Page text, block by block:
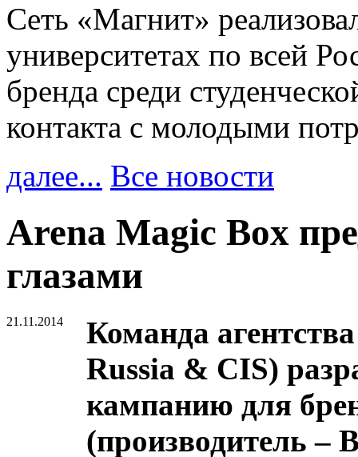
Сеть «Магнит»
университетах по всей
бренда среди
контакта с молодыми
далее... Все новости
Arena Magic Box
глазами
21.11.2014
Команда
Russia & CIS)
кампанию для
(производитель –